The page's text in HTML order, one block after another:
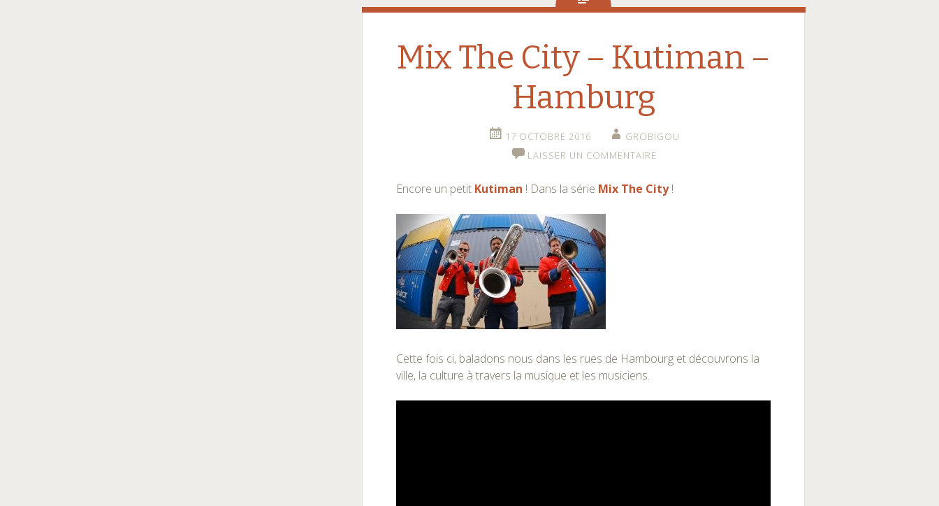
Mix The City – Kutiman –
Hamburg
17 OCTOBRE 2016
GROBIGOU
LAISSER UN COMMENTAIRE
Encore un petit Kutiman ! Dans la série Mix The City!
Cette fois ci, baladons nous dans les rues de Hambourg et découvrons la
ville, la culture à travers la musique et les musiciens.